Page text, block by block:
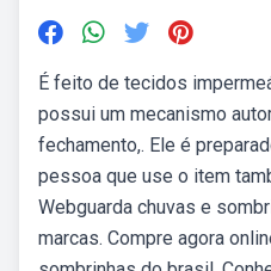
É feito de tecidos
possui um mecanismo
fechamento,. Ele é
pessoa que use o item
Webguarda chuvas e
marcas. Compre agora